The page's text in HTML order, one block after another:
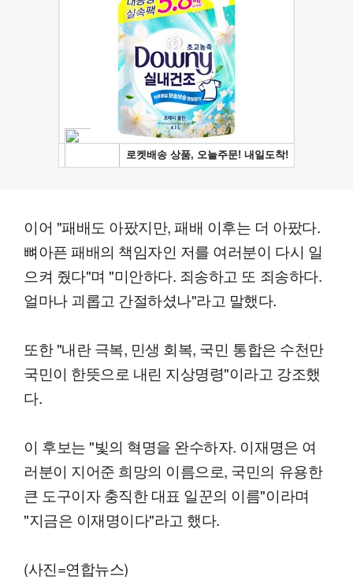
이어 "패배도 아팠지만, 패배 이후는 더 아팠다.
뼈아픈 패배의 책임자인 저를 여러분이 다시 일
으켜 줬다"며 "미안하다. 죄송하고 또 죄송하다.
얼마나 괴롭고 간절하셨나"라고 말했다.
또한 "내란 극복, 민생 회복, 국민 통합은 수천만
국민이 한뜻으로 내린 지상명령"이라고 강조했
다.
이 후보는 "빛의 혁명을 완수하자. 이재명은 여
러분이 지어준 희망의 이름으로, 국민의 유용한
큰 도구이자 충직한 대표 일꾼의 이름"이라며
"지금은 이재명이다"라고 했다.
(사진=연합뉴스)